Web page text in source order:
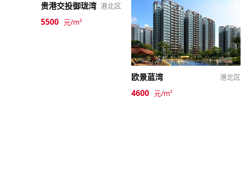
贵港交投御珑湾 港北区
5500 元/m²
欧景蓝湾 港北区
4600 元/m²